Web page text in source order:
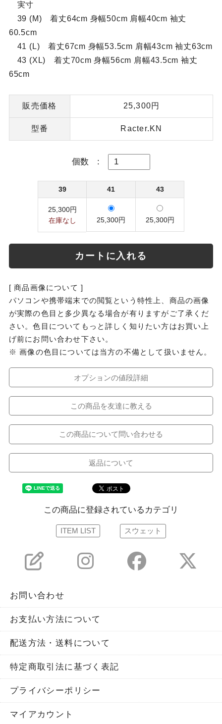
実寸
39 (M) 着丈64cm 身幅50cm 肩幅40cm 袖丈
60.5cm
41 (L) 着丈67cm 身幅53.5cm 肩幅43cm 袖丈63cm
43 (XL) 着丈70cm 身幅56cm 肩幅43.5cm 袖丈
65cm
販売価格 25,300円
型番 Racter.KN
個数 :
39 41 43
25,300円
在庫なし
25,300円 25,300円
カートに入れる
[ 商品画像について ]
パソコンや携帯端末での閲覧という特性上、商品の画像
が実際の色目と多少異なる場合が有りますがご了承くだ
さい。色目についてもっと詳しく知りたい方はお買い上
げ前にお問い合わせ下さい。
※ 画像の色目については当方の不備として扱いません。
オプションの値段詳細
この商品を友達に教える
この商品について問い合わせる
返品について
この商品に登録されているカテゴリ
ITEM LIST スウェット
お問い合わせ
お支払い方法について
配送方法・送料について
特定商取引法に基づく表記
プライバシーポリシー
マイアカウント